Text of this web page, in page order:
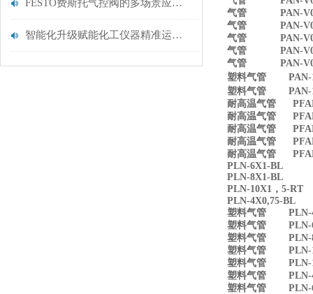
FESTO费斯托气控阀的多场景应用指南
智能化升级赋能化工仪器精准运维——探析在线分析仪器的校准技术与应用优化
气管 PAN-V0-
气管 PAN-V0-
气管 PAN-V0-
气管 PAN-V0-
气管 PAN-V0-
塑料气管 PAN-
塑料气管 PAN-
耐高温气管
耐高温气管
耐高温气管
耐高温气管
耐高温气管
PLN-6X1-BL
PLN-8X1-BL
PLN-10X1，5-RT
PLN-4X0,75-BL
塑料气管 PLN-
塑料气管 PLN-
塑料气管 PLN-
塑料气管 PLN-
塑料气管 PLN-
塑料气管 PLN-
塑料气管 PLN-